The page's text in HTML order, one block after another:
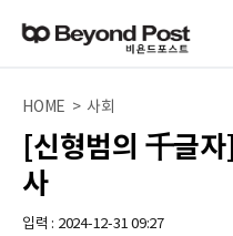
HOME > 사회
[신형범의 千글
사
입력 : 2024-12-31 09:27